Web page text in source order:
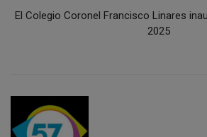
El Colegio Coronel Francisco Linares
2025